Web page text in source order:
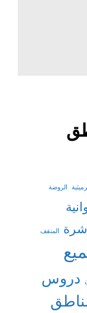
الروضة
المنقف
دروس